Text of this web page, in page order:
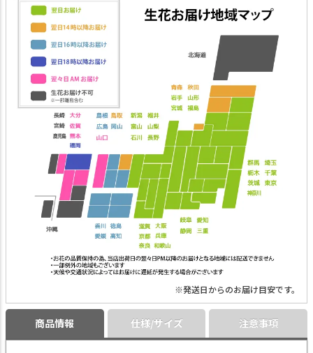
※発送日からのお届け目安です。
商品情報 仕様/サイズ 注意事項